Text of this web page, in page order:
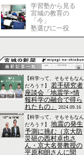
学習塾から見る
宮城の教育の
「今」
塾選びに一役
【科学って、そもそもなん
だろう？】 若手研究者
座談会「地震学×情
報科学の融合で得ら
れたもの」
2024.09.16
【科学って、そもそもなん
だろう？】 地震の発生
予測に挑む（京大防
災研の西村卓也さ
ん・京大名誉教授の
平原和朗さんに聞